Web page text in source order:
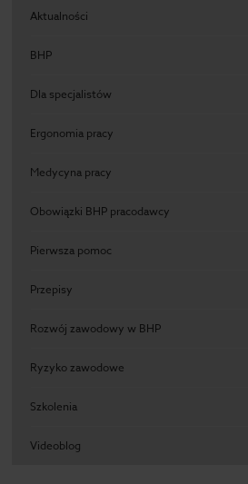
Aktualności
BHP
Dla specjalistów
Ergonomia pracy
Medycyna pracy
Obowiązki BHP pracodawcy
Pierwsza pomoc
Przepisy
Rozwój zawodowy w BHP
Ryzyko zawodowe
Szkolenia
Videoblog